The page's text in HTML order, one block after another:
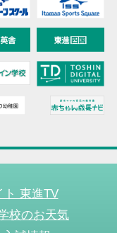
ト 東進TV
校のお天気